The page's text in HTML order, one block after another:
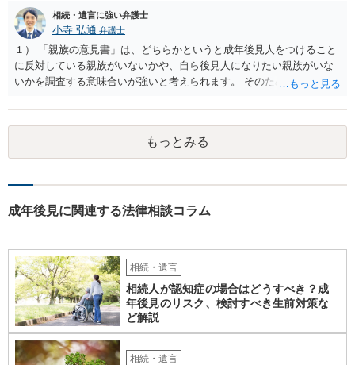
相続・遺言に強い弁護士
小寺 弘通 弁護士
１） 「親族の意見書」は、どちらかというと成年後見人をつけること
に反対している親族がいないかや、自ら後見人になりたい親族がいな
いかを調査する意味合いが強いと考えられます。 そのため、ご相談の
す。 ２） 場合によっては、介護や被後見人の財産の処分等に関して、
後見人から相談があることも考えられます。 また、お祖母さんがお亡
くなりになった場合、相続人となる可能性がありますが、 その場合は
相続放棄されれば問題ありません。 ３） 完全に拒否する方法はないか
としても、関わりを拒否している親族にあえて連絡をしてくる可能性
もっとみる
成年後見に関連する法律相談コラム
相続・遺言
相続人が認知症の場合はどうすべき？成
年後見のリスク、検討すべき生前対策な
ど解説
相続・遺言